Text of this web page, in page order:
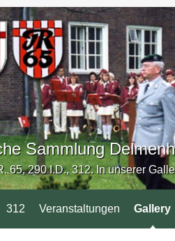
Sammlung
65, 290 I.D., 312. In unserer
312 Veranstaltungen Gallery